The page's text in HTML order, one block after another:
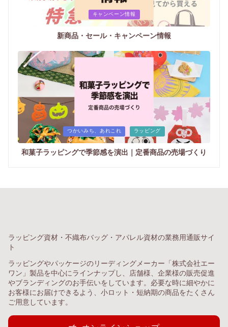
Posted
キャンペーン情報
新商品・セール・キャンペーン情報
Posted
in
つかいみち、あれこれ ラッピング
和菓子ラッピングで季節感を演出｜定番商品の売場づくり
ラッピング資材・不織布バッグ・アパレル資材の業務用通販サイ
ト
ラッピングやパッケージのリーディングメーカー「株式会社エー
ワン」製品を中心にラインナップし、店舗様、企業様の販売促進
やブランディングのお手伝いをしています。必要な時に細やかに
お客様にお届けできるよう、小ロット・短納期の商品をたくさん
ご用意しています。